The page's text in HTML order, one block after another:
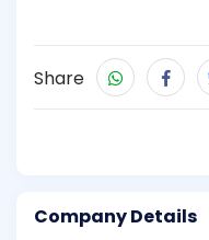
Company Details
Share